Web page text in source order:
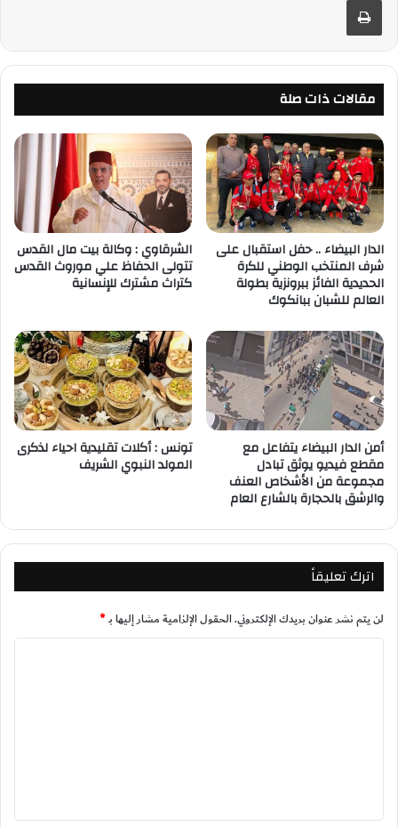
مقالات ذات صلة
الدار البيضاء .. حفل استقبال على
شرف المنتخب الوطني للكرة
الحديدية الفائز ببرونزية بطولة
العالم للشبان ببانكوك
الشرقاوي : وكالة بيت مال القدس
تتولى الحفاظ علي موروث القدس
كتراث مشترك للإنسانية
أمن الدار البيضاء يتفاعل مع
مقطع فيديو يوثق تبادل
مجموعة من الأشخاص العنف
والرشق بالحجارة بالشارع العام
تونس : أكلات تقليدية احياء لذكرى
المولد النبوي الشريف
اترك تعليقاً
لن يتم نشر عنوان بريدك الإلكتروني.الحقول الإلزامية مشار إليها بـ*